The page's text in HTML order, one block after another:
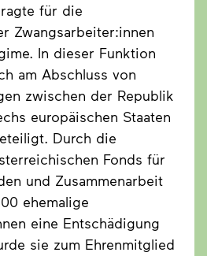
für die
Zwangsarbeiter:innen
In dieser Funktion
am Abschluss von
zwischen der Republik
europäischen Staaten
Durch die
Fonds für
und Zusammenarbeit
ehemalige
eine Entschädigung
sie zum Ehrenmitglied